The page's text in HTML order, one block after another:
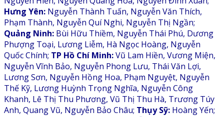
Hưng Yên: Nguyễn Thành Tuấn, Nguyễn Văn Thích,
Phạm Thành, Nguyễn Quí Nghi, Nguyễn Thị Ngần;
Quảng Ninh: Bùi Hữu Thiềm, Nguyễn Thái Phú, Dương
Phượng Toại, Lương Liễm, Hà Ngọc Hoàng, Nguyễn
Quốc Chính; TP Hồ Chí Minh:Vũ Lam Hiền, Vương Miện,
Nguyễn Vĩnh Bảo, Nguyễn Phong Lưu, Thái Văn Lợi,
Lương Sơn, Nguyễn Hồng Hoa, Phạm Nguyệt, Nguyễn
Thế Kỹ, Lương Huỳnh Trọng Nghĩa, Nguyễn Công
Khanh, Lê Thị Thu Phương, Vũ Thị Thu Hà, Trương Túy
Anh, Quang Vũ, Nguyễn Bảo Châu; Thụy Sỹ: Hoàng Yến;